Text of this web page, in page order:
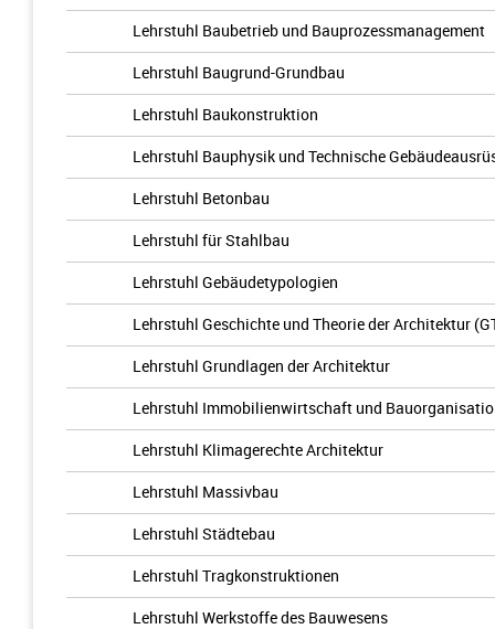
Lehrstuhl Baubetrieb und Bauprozessmanagement
Lehrstuhl Baugrund-Grundbau
Lehrstuhl Baukonstruktion
Lehrstuhl Bauphysik und Technische
Lehrstuhl Betonbau
Lehrstuhl für Stahlbau
Lehrstuhl Gebäudetypologien
Lehrstuhl Geschichte und Theorie der Architektur
Lehrstuhl Grundlagen der Architektur
Lehrstuhl Immobilienwirtschaft und
Lehrstuhl Klimagerechte Architektur
Lehrstuhl Massivbau
Lehrstuhl Städtebau
Lehrstuhl Tragkonstruktionen
Lehrstuhl Werkstoffe des Bauwesens